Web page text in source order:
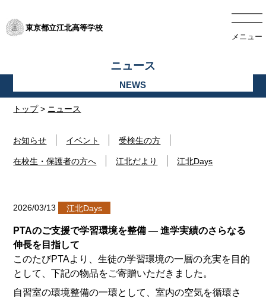
東京都立江北高等学校
メニュー
トップ> ニュース
ニュース
お知らせ イベント 受検生の方
在校生・保護者の方へ 江北だより 江北Days
2026/03/13 江北Days
PTAのご支援で学習環境を整備 ― 進学実績のさらなる
伸長を目指して
このたびPTAより、生徒の学習環境の一層の充実を目的
として、下記の物品をご寄贈いただきました。
自習室の環境整備の一環として、室内の空気を循環さ